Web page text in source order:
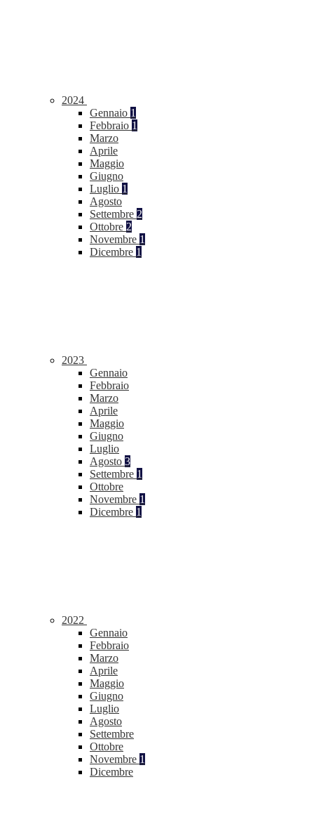
2024
Gennaio 1
Febbraio 1
Marzo
Aprile
Maggio
Giugno
Luglio 1
Agosto
Settembre 2
Ottobre 2
Novembre 1
Dicembre 1
2023
Gennaio
Febbraio
Marzo
Aprile
Maggio
Giugno
Luglio
Agosto 3
Settembre 1
Ottobre
Novembre 1
Dicembre 1
2022
Gennaio
Febbraio
Marzo
Aprile
Maggio
Giugno
Luglio
Agosto
Settembre
Ottobre
Novembre 1
Dicembre